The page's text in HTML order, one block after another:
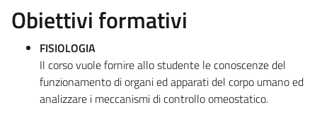
Obiettivi formativi
FISIOLOGIA
Il corso vuole fornire allo studente le conoscenze del
funzionamento di organi ed apparati del corpo umano ed
analizzare i meccanismi di controllo omeostatico.